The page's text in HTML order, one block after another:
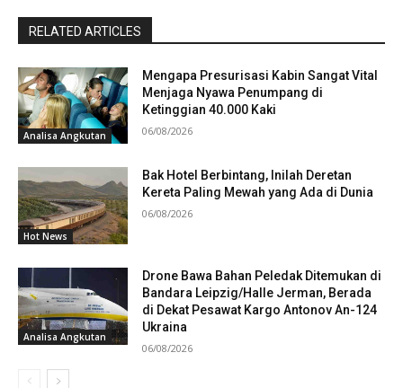
RELATED ARTICLES
Analisa Angkutan
Mengapa Presurisasi Kabin Sangat Vital
Menjaga Nyawa Penumpang di
Ketinggian 40.000 Kaki
06/08/2026
Hot News
Bak Hotel Berbintang, Inilah Deretan
Kereta Paling Mewah yang Ada di Dunia
06/08/2026
Analisa Angkutan
Drone Bawa Bahan Peledak Ditemukan di
Bandara Leipzig/Halle Jerman, Berada
di Dekat Pesawat Kargo Antonov An-124
Ukraina
06/08/2026